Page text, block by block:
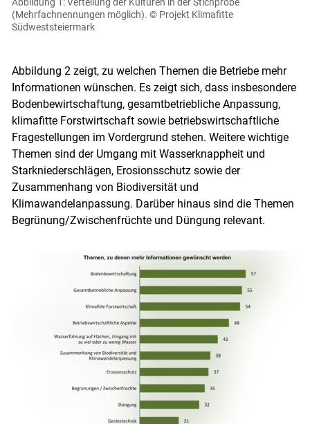
(Mehrfachnennungen möglich). © Projekt Klimafitte
Südweststeiermark
Abbildung 2 zeigt, zu welchen Themen die Betriebe mehr
Informationen wünschen. Es zeigt sich, dass insbesondere
Bodenbewirtschaftung, gesamtbetriebliche Anpassung,
klimafitte Forstwirtschaft sowie betriebswirtschaftliche
Fragestellungen im Vordergrund stehen. Weitere wichtige
Themen sind der Umgang mit Wasserknappheit und
Starkniederschlägen, Erosionsschutz sowie der
Zusammenhang von Biodiversität und
Klimawandelanpassung. Darüber hinaus sind die Themen
Begrünung/Zwischenfrüchte und Düngung relevant.